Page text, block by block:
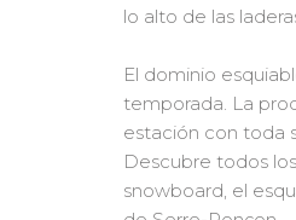
lo alto de las
El dominio
temporada. La
estación con toda
Descubre todos
snowboard, el